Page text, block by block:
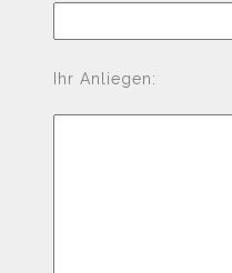
Ihr Anliegen: